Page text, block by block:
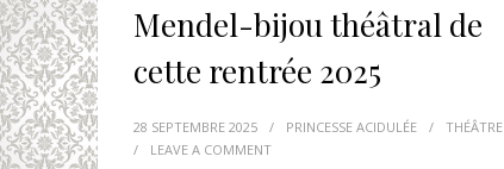
Mendel-bijou théâtral de
cette rentrée 2025
28 SEPTEMBRE 2025 / PRINCESSE ACIDULÉE /
THÉÂTRE
/
LEAVE A COMMENT